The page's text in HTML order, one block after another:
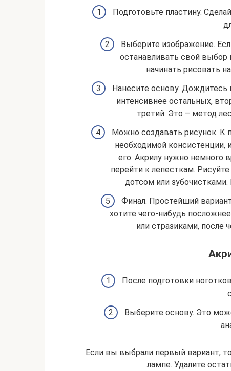
Подготовьте пластину.
Выберите изображение.
останавливать свой
начинать рисовать
Нанесите основу.
интенсивнее остальных,
третий. Это – метод
Можно создавать рисунок. К
необходимой консистенции,
его. Акрилу нужно немного
перейти к лепесткам.
дотсом или
Финал. Простейший
хотите чего-нибудь
или стразиками, после
После подготовки
Выберите основу. Это
Если вы выбрали первый вариант,
лампе. Удалите